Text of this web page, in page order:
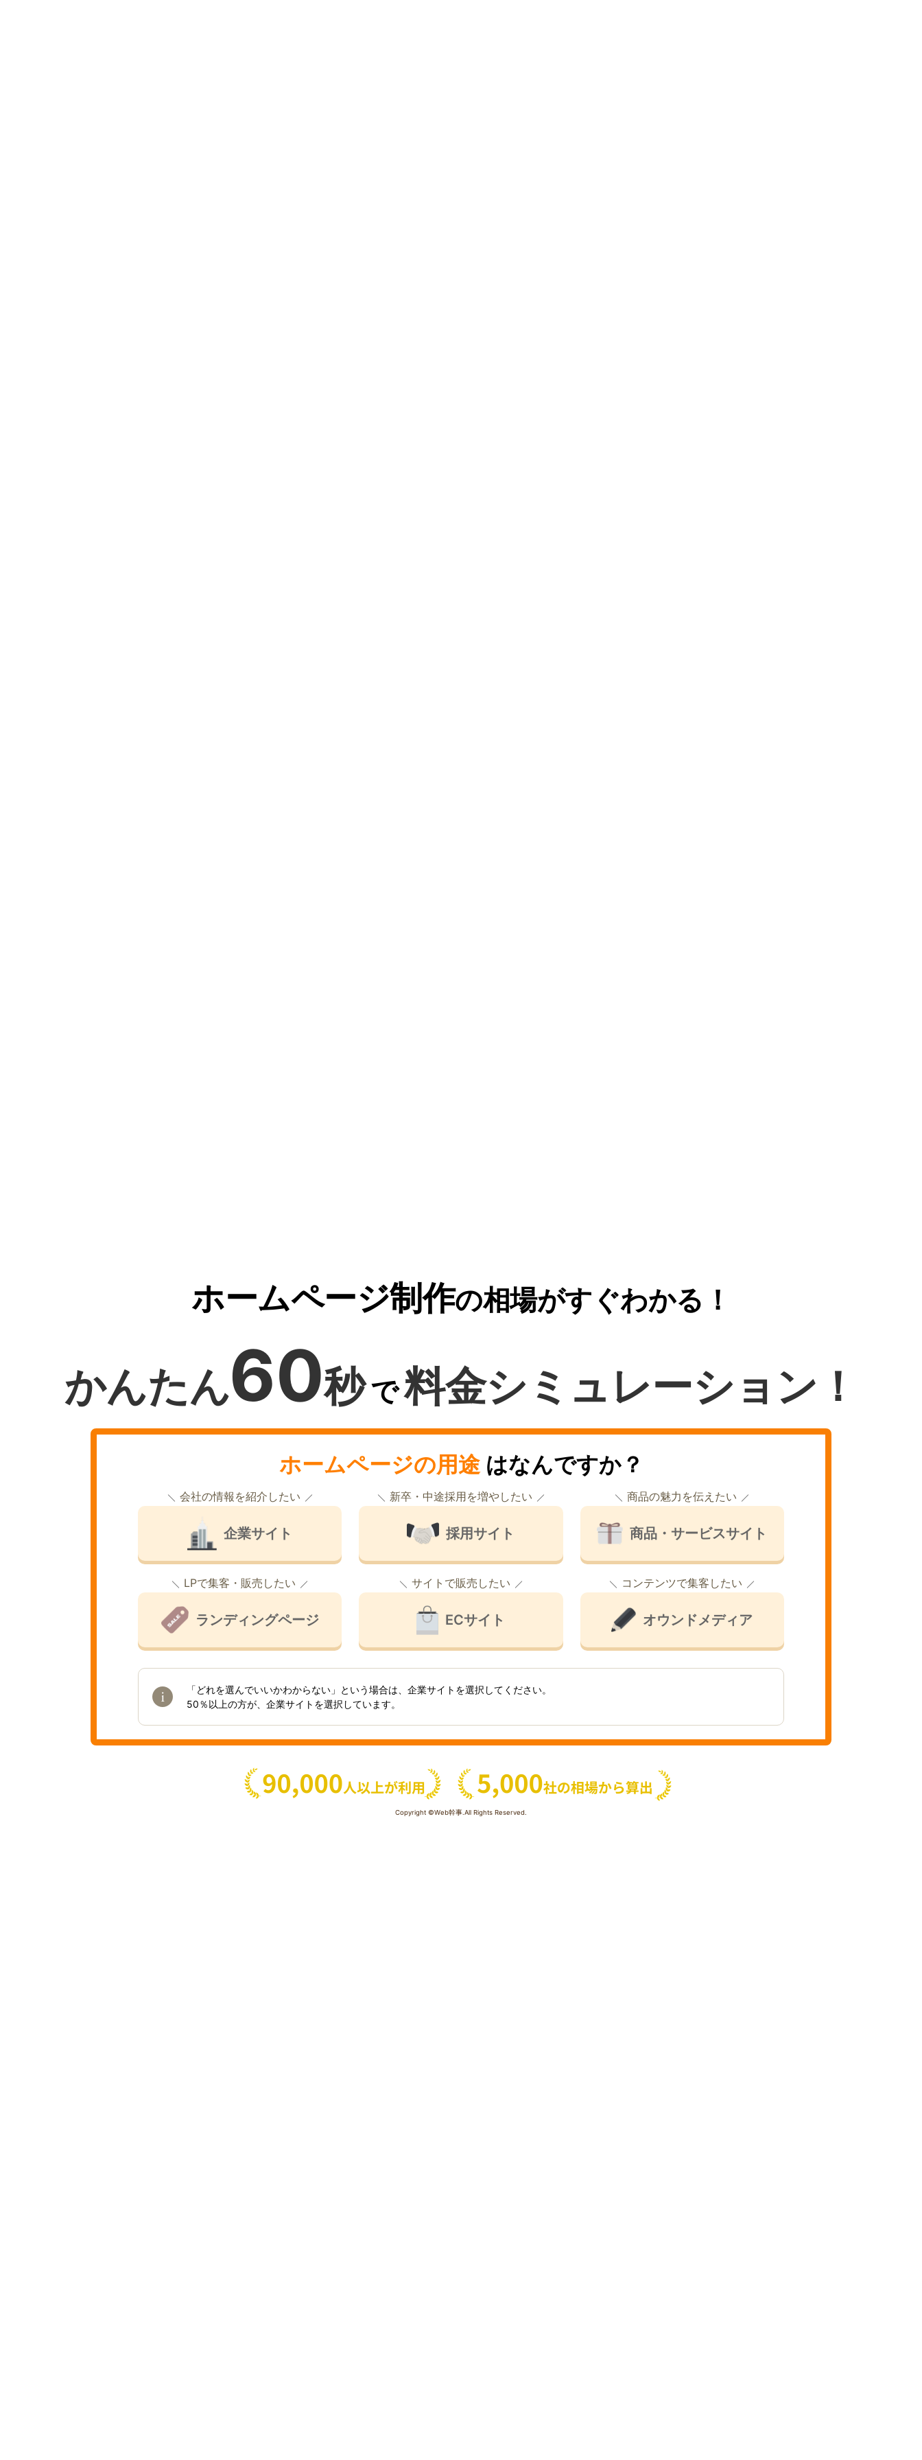
ホームページ制作の相場がすぐわかる！
かんたん60秒で料金シミュレーション！
ホームページの用途はなんですか？
会社の情報を紹介したい
企業サイト
新卒・中途採用を増やしたい
採用サイト
商品の魅力を伝えたい
商品・サービスサイト
LPで集客・販売したい
ランディングページ
サイトで販売したい
ECサイト
コンテンツで集客したい
オウンドメディア
「どれを選んでいいかわからない」という場合は、企業サイトを選択してください。
50％以上の方が、企業サイトを選択しています。
Copyright ©Web幹事.All Rights Reserved.